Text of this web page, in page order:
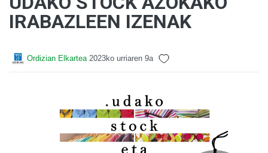
IRABAZLEEN IZENAK
Ordizian Elkartea 2023ko urriaren 9a